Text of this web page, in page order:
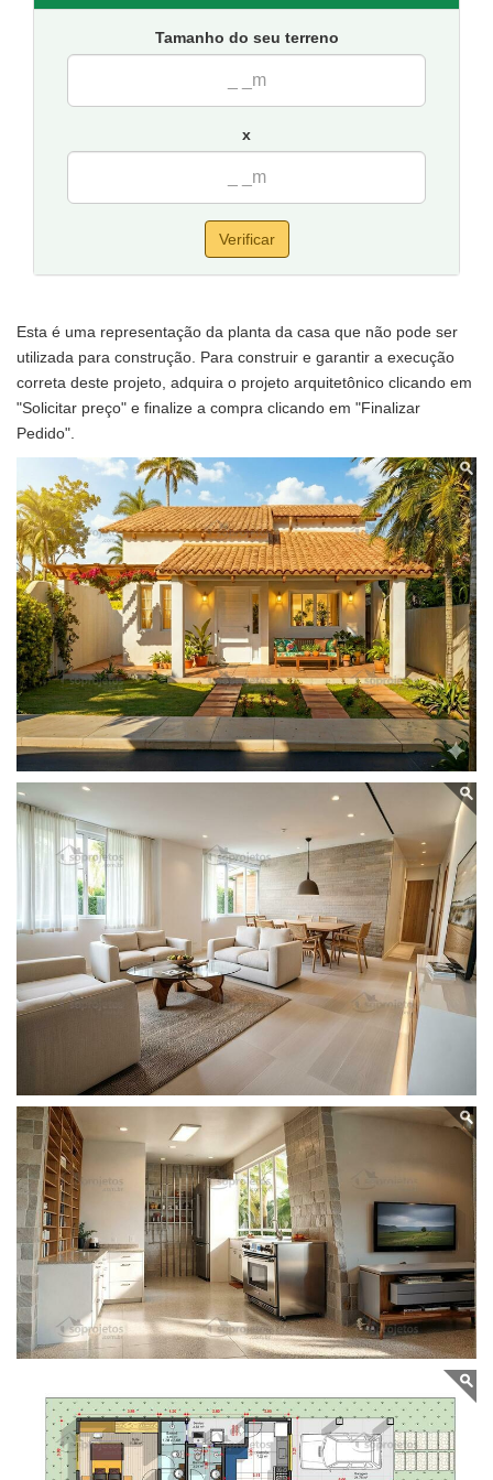
por 20 metros de fundos.
Tamanho do seu terreno
x
Verificar
Esta é uma representação da planta da casa que não pode ser
utilizada para construção. Para construir e garantir a execução
correta deste projeto, adquira o projeto arquitetônico clicando em
"Solicitar preço" e finalize a compra clicando em "Finalizar
Pedido".